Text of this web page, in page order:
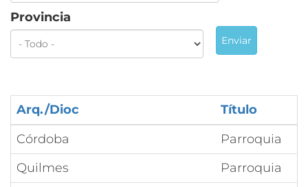
Provincia
Enviar
Arq./Dioc
Título
Córdoba
Parroquia
Quilmes
Parroquia